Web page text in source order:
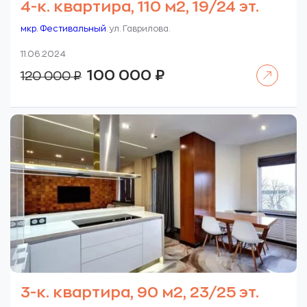
4-к. квартира, 110 м2, 19/24 эт.
мкр. Фестивальный . ул. Гаврилова.
11.06.2024
120 000₽ Первоначальная
цена
000 ₽.
100 000 ₽Текущая
3-к. квартира, 90 м2, 23/25 эт.